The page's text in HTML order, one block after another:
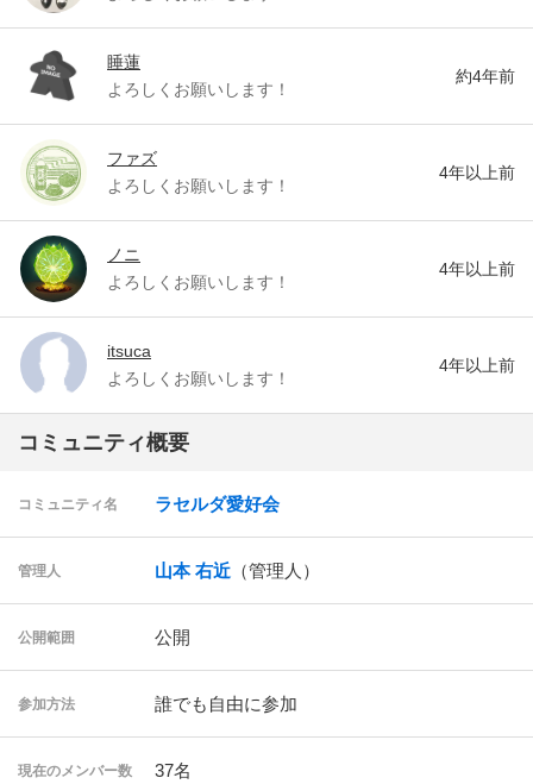
睡蓮
よろしくお願いします！
約4年前
ファズ
よろしくお願いします！
4年以上前
ノニ
よろしくお願いします！
4年以上前
itsuca
よろしくお願いします！
4年以上前
コミュニティ概要
コミュニティ名 ラセルダ愛好会
管理人 山本 右近 （管理人）
公開範囲 公開
参加方法 誰でも自由に参加
現在のメンバー数 37名